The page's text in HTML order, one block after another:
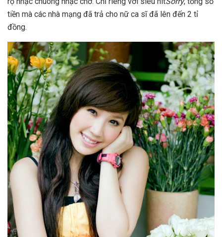
tiền mà các nhà mạng đã trả cho nữ ca sĩ đã lên đến 2 tỉ
đồng.